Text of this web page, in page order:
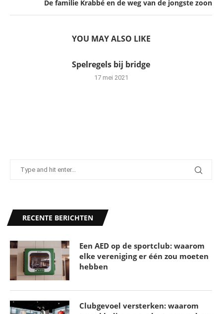
De familie Krabbé en de weg van de jongste zoon
YOU MAY ALSO LIKE
Spelregels bij bridge
17 mei 2021
RECENTE BERICHTEN
Een AED op de sportclub: waarom
elke vereniging er één zou moeten
hebben
Clubgevoel versterken: waarom